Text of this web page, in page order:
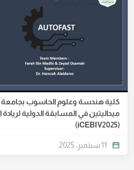
كلية هندسة وعلوم الحاسوب بجامعة
ميداليتين في المسابقة الدولية لريادة
(iCEBIV2025)
11 سبتمبر، 2025